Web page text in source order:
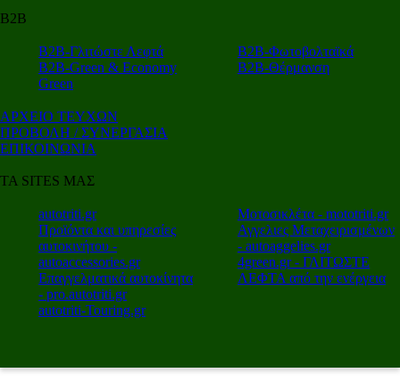
Β2Β
Β2Β-Γλιτώστε Λεφτά
Β2Β-Green & Economy
Green
Β2Β-Φωτοβολταϊκά
Β2Β-Θέρμανση
ΑΡΧΕΙΟ ΤΕΥΧΩΝ
ΠΡΟΒΟΛΗ / ΣΥΝΕΡΓΑΣΙΑ
ΕΠΙΚΟΙΝΩΝΙΑ
ΤΑ SITES ΜΑΣ
autotriti.gr
Προϊόντα και υπηρεσίες
αυτοκινήτου -
autoaccessories.gr
Επαγγελματικά αυτοκίνητα
- pro.autotriti.gr
autotriti-Touring.gr
Μοτοσικλέτα - mototriti.gr
Αγγελιες Μεταχειρισμένων
- autoaggelies.gr
4green.gr - ΓΛΙΤΩΣΤΕ
ΛΕΦΤΑ από την ενέργεια